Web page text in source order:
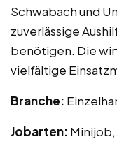
Schwabach und
zuverlässige
benötigen. Die
vielfältige
Branche:
Jobarten: